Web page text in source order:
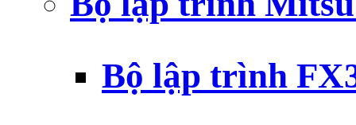
Bộ lập trình